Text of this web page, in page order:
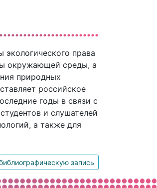
права
окружающей среды, а
природных
российское
годы в связи с
и слушателей
а также для
запись